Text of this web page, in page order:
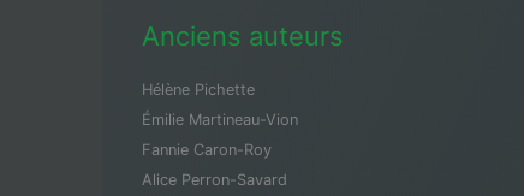
Anciens auteurs
Hélène Pichette
Émilie Martineau-Vion
Fannie Caron-Roy
Alice Perron-Savard